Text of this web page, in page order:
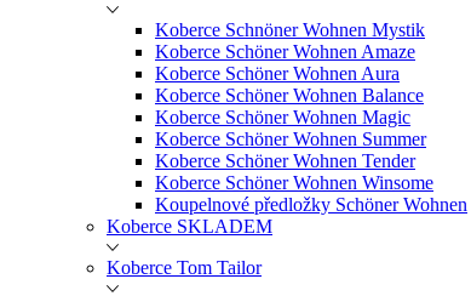
Koberce Schnöner Wohnen Mystik
Koberce Schöner Wohnen Amaze
Koberce Schöner Wohnen Aura
Koberce Schöner Wohnen Balance
Koberce Schöner Wohnen Magic
Koberce Schöner Wohnen Summer
Koberce Schöner Wohnen Tender
Koberce Schöner Wohnen Winsome
Koupelnové předložky Schöner Wohnen
Koberce SKLADEM
Koberce Tom Tailor